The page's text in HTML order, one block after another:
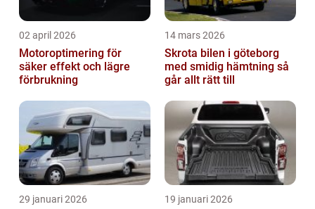
02 april 2026
Motoroptimering för
säker effekt och lägre
förbrukning
14 mars 2026
Skrota bilen i göteborg
med smidig hämtning så
går allt rätt till
29 januari 2026 19 januari 2026